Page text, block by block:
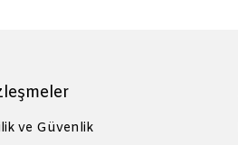
ve Güvenlik